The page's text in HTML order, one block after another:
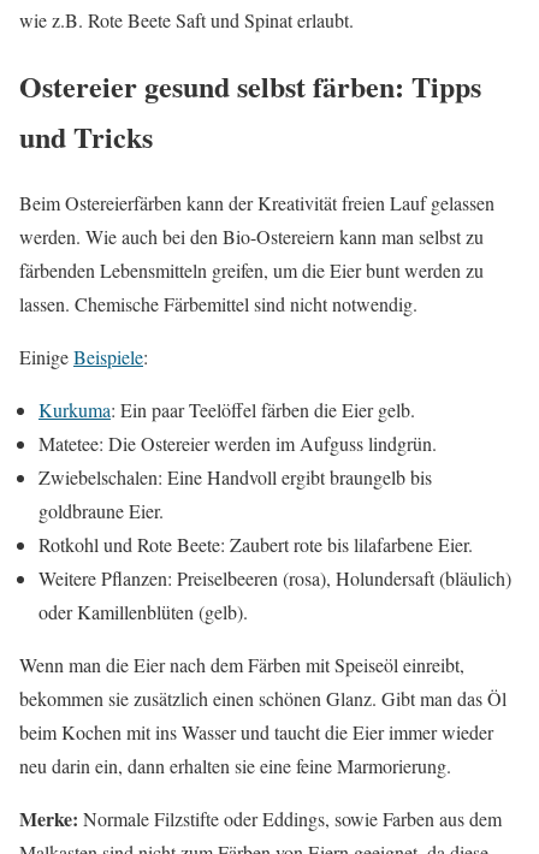
wie z.B. Rote Beete Saft und Spinat erlaubt.
Ostereier gesund selbst färben: Tipps
und Tricks
Beim Ostereierfärben kann der Kreativität freien Lauf gelassen
werden. Wie auch bei den Bio-Ostereiern kann man selbst zu
färbenden Lebensmitteln greifen, um die Eier bunt werden zu
lassen. Chemische Färbemittel sind nicht notwendig.
EinigeBeispiele:
Kurkuma: Ein paar Teelöffel färben die Eier gelb.
Matetee: Die Ostereier werden im Aufguss lindgrün.
Zwiebelschalen: Eine Handvoll ergibt braungelb bis
goldbraune Eier.
Rotkohl und Rote Beete: Zaubert rote bis lilafarbene Eier.
Weitere Pflanzen: Preiselbeeren (rosa), Holundersaft (bläulich)
oder Kamillenblüten (gelb).
Wenn man die Eier nach dem Färben mit Speiseöl einreibt,
bekommen sie zusätzlich einen schönen Glanz. Gibt man das Öl
beim Kochen mit ins Wasser und taucht die Eier immer wieder
neu darin ein, dann erhalten sie eine feine Marmorierung.
Merke: Normale Filzstifte oder Eddings, sowie Farben aus dem